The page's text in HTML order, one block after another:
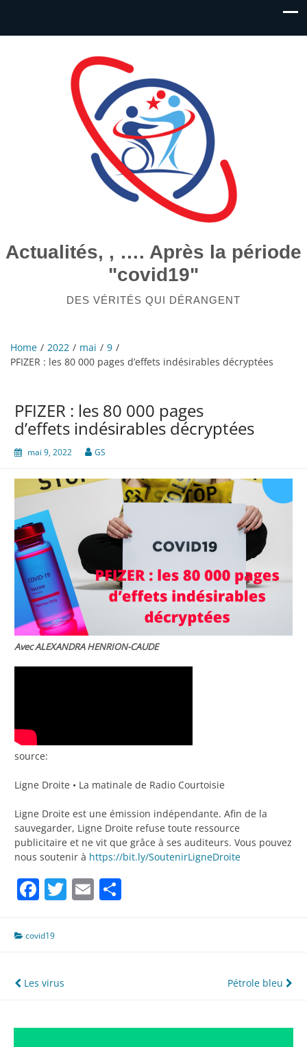
Actualités, , …. Après la période
"covid19"
DES VÉRITÉS QUI DÉRANGENT
Home 2022 mai
9
PFIZER : les 80 000 pages d’effets indésirables décryptées
PFIZER : les 80 000 pages
d’effets indésirables décryptées
mai 9, 2022 GS
Avec ALEXANDRA HENRION-CAUDE
source:
Ligne Droite • La matinale de Radio Courtoisie
Ligne Droite est une émission indépendante. Afin de la
sauvegarder, Ligne Droite refuse toute ressource
publicitaire et ne vit que grâce à ses auditeurs. Vous pouvez
nous soutenir à https://bit.ly/SoutenirLigneDroite
Facebook
Twitter
Email
covid19
Navigation
l’article
Les virus Pétrole bleu